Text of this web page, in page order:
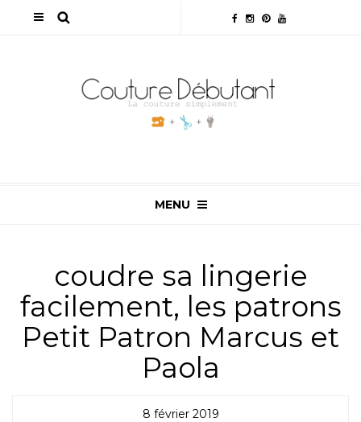
MENU
coudre sa lingerie
facilement, les patrons
Petit Patron Marcus et
Paola
8 février 2019